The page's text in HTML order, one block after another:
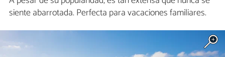
siente abarrotada. Perfecta para vacaciones familiares.